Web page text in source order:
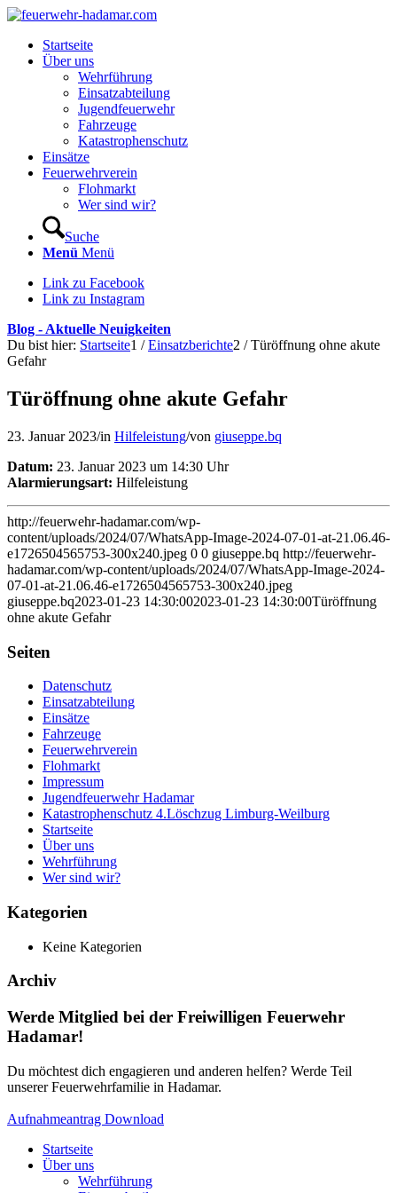
Startseite
Über uns
Wehrführung
Einsatzabteilung
Jugendfeuerwehr
Fahrzeuge
Katastrophenschutz
Einsätze
Feuerwehrverein
Flohmarkt
Wer sind wir?
Suche
Menü Menü
Link zu Facebook
Link zu Instagram
Blog - Aktuelle Neuigkeiten
Du bist hier: Startseite1 / Einsatzberichte2 / Türöffnung ohne akute
Gefahr
Türöffnung ohne akute Gefahr
23. Januar 2023/in Hilfeleistung/von giuseppe.bq
Datum: 23. Januar 2023 um 14:30 Uhr
Alarmierungsart: Hilfeleistung
http://feuerwehr-hadamar.com/wp-
content/uploads/2024/07/WhatsApp-Image-2024-07-01-at-21.06.46-
e1726504565753-300x240.jpeg 0 0 giuseppe.bq http://feuerwehr-
hadamar.com/wp-content/uploads/2024/07/WhatsApp-Image-2024-
07-01-at-21.06.46-e1726504565753-300x240.jpeg
giuseppe.bq2023-01-23 14:30:002023-01-23 14:30:00Türöffnung
ohne akute Gefahr
Seiten
Datenschutz
Einsatzabteilung
Einsätze
Fahrzeuge
Feuerwehrverein
Flohmarkt
Impressum
Jugendfeuerwehr Hadamar
Katastrophenschutz 4.Löschzug Limburg-Weilburg
Startseite
Über uns
Wehrführung
Wer sind wir?
Kategorien
Keine Kategorien
Archiv
Werde Mitglied bei der Freiwilligen Feuerwehr
Hadamar!
Du möchtest dich engagieren und anderen helfen? Werde Teil
unserer Feuerwehrfamilie in Hadamar.
Aufnahmeantrag Download
Startseite
Über uns
Wehrführung